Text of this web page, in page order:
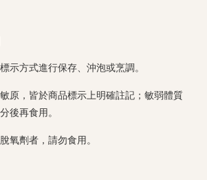
示方式進行保存、沖泡或烹調。
原，皆於商品標示上明確註記；敏弱體質
後再食用。
氧劑者，請勿食用。